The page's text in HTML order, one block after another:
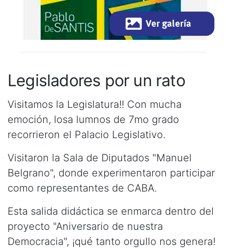
Ver galería
Legisladores por un rato
Visitamos la Legislatura!! Con mucha
emoción, losa lumnos de 7mo grado
recorrieron el Palacio Legislativo.
Visitaron la Sala de Diputados "Manuel
Belgrano", donde experimentaron participar
como representantes de CABA.
Esta salida didáctica se enmarca dentro del
proyecto "Aniversario de nuestra
Democracia", ¡qué tanto orgullo nos genera!